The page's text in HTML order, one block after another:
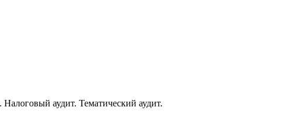
аудит. Тематический аудит.